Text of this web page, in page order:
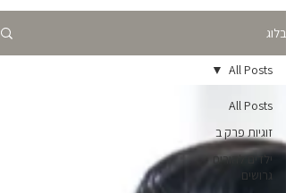
בלוג
All Posts
זוגיות פרק ב
ילדים להורים
גרושים
All Posts